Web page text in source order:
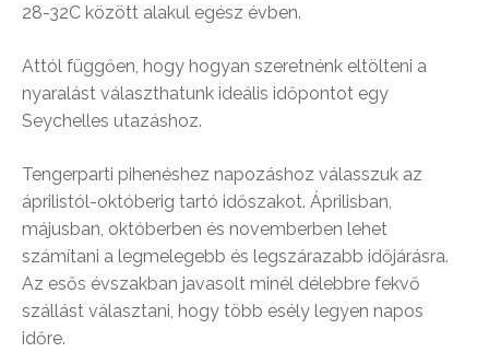
28-32C között alakul egész évben.
Attól függően, hogy hogyan szeretnénk eltölteni a
nyaralást választhatunk ideális időpontot egy
Seychelles utazáshoz.
Tengerparti pihenéshez napozáshoz válasszuk az
áprilistól-októberig tartó időszakot. Áprilisban,
májusban, októberben és novemberben lehet
számítani a legmelegebb és legszárazabb időjárásra.
Az esős évszakban javasolt minél délebbre fekvő
szállást választani, hogy több esély legyen napos
időre.